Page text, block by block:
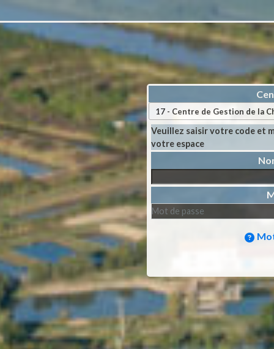
Veuillez saisir votre code et
votre espace